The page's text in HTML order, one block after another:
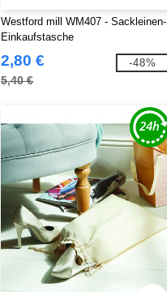
Westford mill WM407 - Sackleinen-
Einkaufstasche
2,80 €
5,40 €
-48%